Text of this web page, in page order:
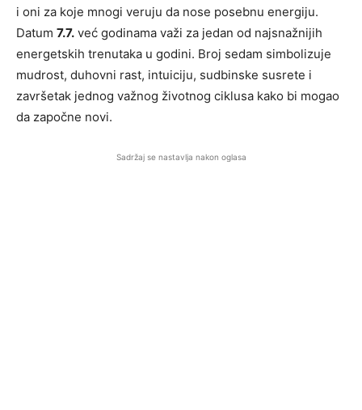
i oni za koje mnogi veruju da nose posebnu energiju.
Datum 7.7. već godinama važi za jedan od najsnažnijih
energetskih trenutaka u godini. Broj sedam simbolizuje
mudrost, duhovni rast, intuiciju, sudbinske susrete i
završetak jednog važnog životnog ciklusa kako bi mogao
da započne novi.
Sadržaj se nastavlja nakon oglasa